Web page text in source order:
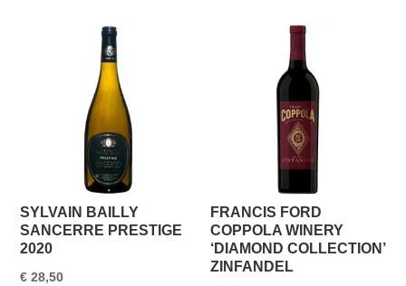
SYLVAIN BAILLY
SANCERRE PRESTIGE
2020
€ 28,50
FRANCIS FORD
COPPOLA WINERY
‘DIAMOND COLLECTION’
ZINFANDEL